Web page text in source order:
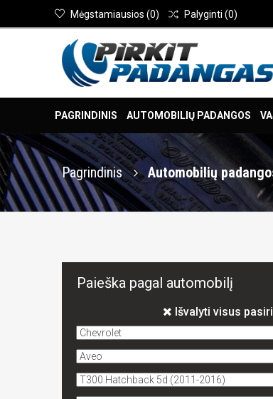
Mėgstamiausios (0) Palyginti (0)
PAGRINDINIS AUTOMOBILIŲ PADANGOS
Pagrindinis Automobilių
Paieška pagal automobilį
Išvalyti visus